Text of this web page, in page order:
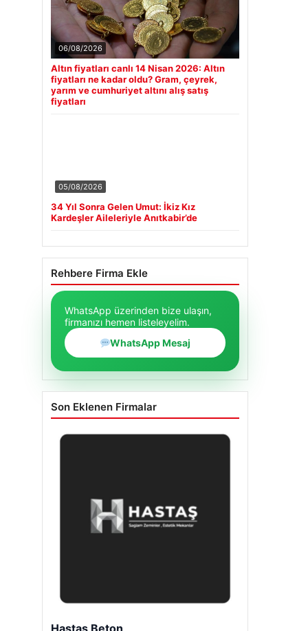
06/08/2026
Altın fiyatları canlı 14 Nisan 2026: Altın
fiyatları ne kadar oldu? Gram, çeyrek,
yarım ve cumhuriyet altını alış satış
fiyatları
05/08/2026
34 Yıl Sonra Gelen Umut: İkiz Kız
Kardeşler Aileleriyle Anıtkabir’de
Rehbere Firma Ekle
WhatsApp üzerinden bize ulaşın,
firmanızı hemen listeleyelim.
WhatsApp Mesaj
Son Eklenen Firmalar